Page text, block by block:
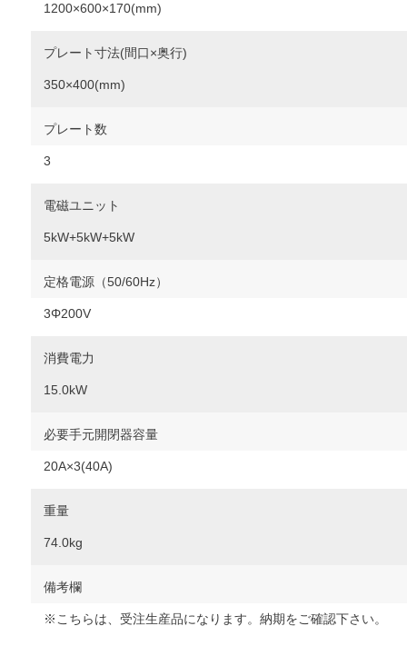
1200×600×170(mm)
プレート寸法(間口×奥行)
350×400(mm)
プレート数
3
電磁ユニット
5kW+5kW+5kW
定格電源（50/60Hz）
3Φ200V
消費電力
15.0kW
必要手元開閉器容量
20A×3(40A)
重量
74.0kg
備考欄
※こちらは、受注生産品になります。納期をご確認下さい。